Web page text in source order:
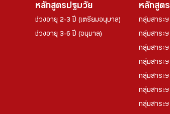
หลักสูตรปฐมวัย
ช่วงอายุ 2-3 ปี (เตรียมอนุบาล)
ช่วงอายุ 3-6 ปี (อนุบาล)
หลักสูต
กลุ่มสาระ
กลุ่มสาระ
กลุ่มสาระ
กลุ่มสาระฯ
กลุ่มสาระฯ
กลุ่มสาระฯ
กลุ่มสาระฯ